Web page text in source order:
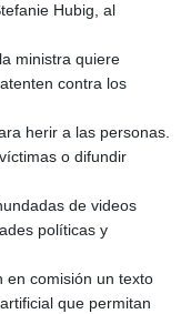
Hubig, al
ministra quiere
contra los
herir a las personas.
o difundir
de videos
políticas y
en comisión un texto
que permitan